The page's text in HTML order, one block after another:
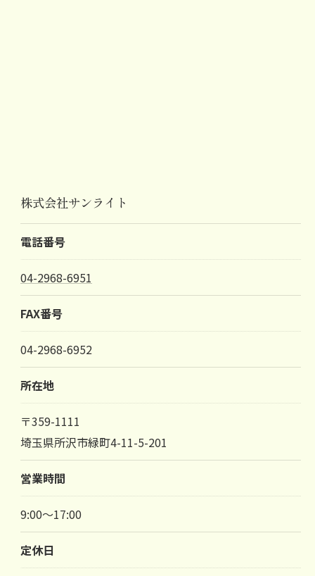
株式会社サンライト
電話番号
04-2968-6951
FAX番号
04-2968-6952
所在地
〒359-1111
埼玉県所沢市緑町4-11-5-201
営業時間
9:00～17:00
定休日